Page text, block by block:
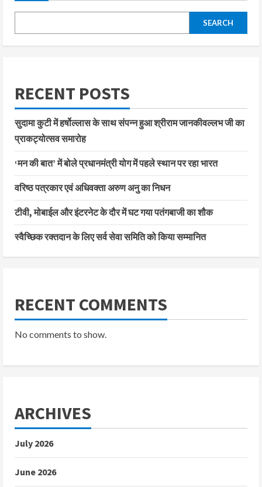
SEARCH
RECENT POSTS
सुदामा कुटी में हर्षोल्लास के साथ संपन्न हुआ श्रीराम जानकीवल्लभ जी का
प्राकट्योत्सव समारोह
‘मन की बात’ में बोले प्रधानमंत्री योग में पहले स्थान पर रहा भारत
वरिष्ठ पत्रकार एवं अधिवक्ता अरुण अनु का निधन
टीवी, मोबाईल और इंटरनेट के दौर में घट गया पतंगबाजी का शौक
स्वैच्छिक रक्तदान के लिए सर्व सेवा समिति को किया सम्मानित
RECENT COMMENTS
No comments to show.
ARCHIVES
July 2026
June 2026